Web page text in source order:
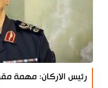
رئيس الاركان: مهمة